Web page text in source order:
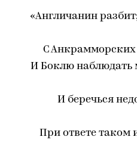
«Англичанин
С
И Боклю наблюдать
И беречься
При ответе таком